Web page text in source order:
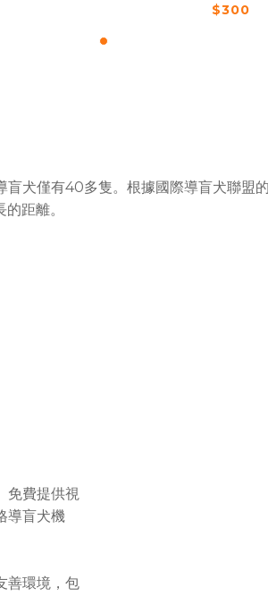
$300
犬僅有40多隻。根據國際導盲犬聯盟
距離。
免費提供視
導盲犬機
善環境，包